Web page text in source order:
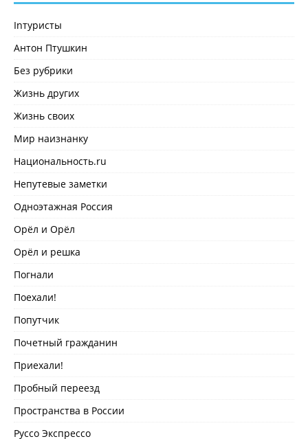
Inтуристы
Антон Птушкин
Без рубрики
Жизнь других
Жизнь своих
Мир наизнанку
Национальность.ru
Непутевые заметки
Одноэтажная Россия
Орёл и Орёл
Орёл и решка
Погнали
Поехали!
Попутчик
Почетный гражданин
Приехали!
Пробный переезд
Пространства в России
Руссо Экспрессо